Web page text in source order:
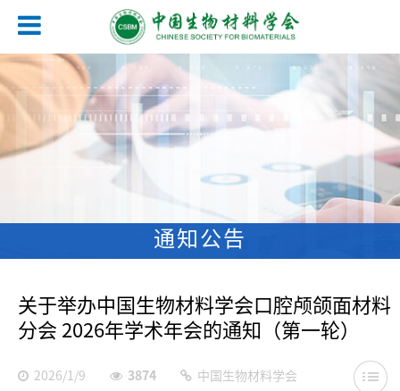
通知公告
关于举办中国生物材料学会口腔颅颌面材料
分会 2026年学术年会的通知（第一轮）
2026/1/9 3874 中国生物材料学会